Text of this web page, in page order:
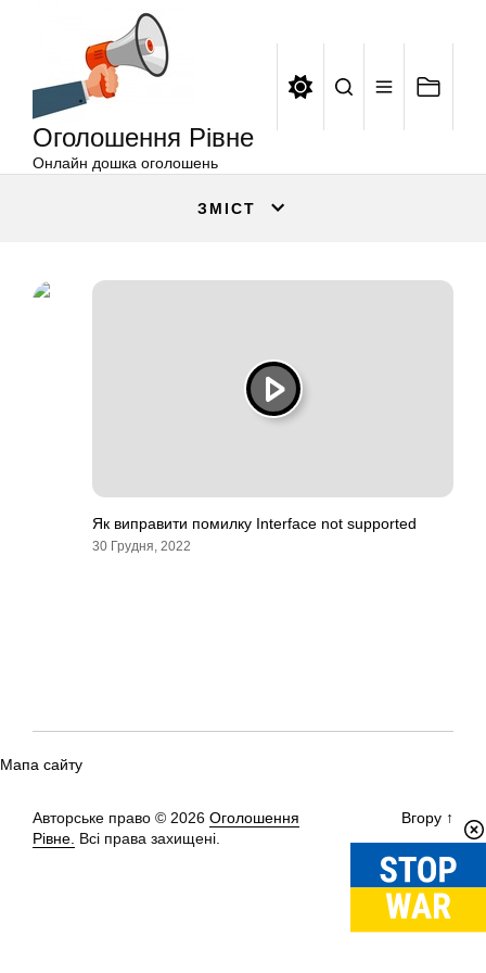
Оголошення Рівне
Онлайн дошка оголошень
ЗМІСТ
Як виправити помилку Interface not supported
30 Грудня, 2022
Мапа сайту
Авторське право © 2026 Оголошення
Рівне. Всі права захищені.
Вгору ↑